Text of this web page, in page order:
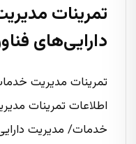
تمرینات
دارایی‌های
تمرینات مدیریت
خدمات/ مدیریت